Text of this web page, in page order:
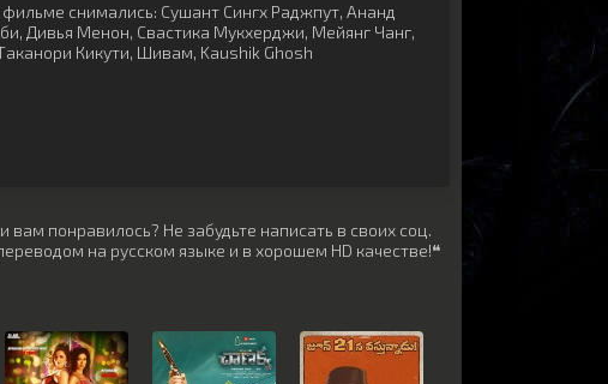
снимались: Сушант Сингх Раджпут, Ананд
, Дивья Менон, Свастика Мукхерджи, Мейянг Чанг,
Кикути, Шивам, Kaushik Ghosh
вам понравилось? Не забудьте написать в своих соц.
на русском языке и в хорошем HD качестве!❝